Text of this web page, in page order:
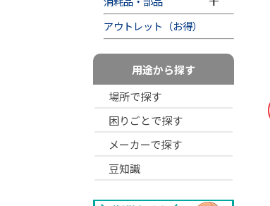
アウトレット（お得）
用途から探す
場所で探す
困りごとで探す
メーカーで探す
豆知識